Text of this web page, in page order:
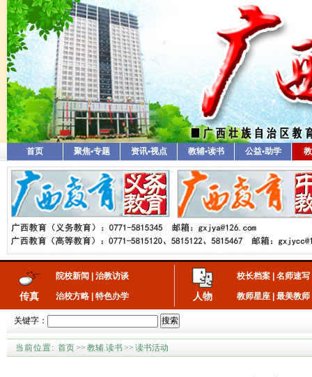
首页 聚焦•专题 资讯•视点 教辅•读书 公益•助学
传真
院校新闻 治教访谈
治校方略 特色办学 人物
校长档案 名师速写
教师星座 最美教师
关键字： 搜索
当前位置: 首页>> 教辅.读书>> 读书活动